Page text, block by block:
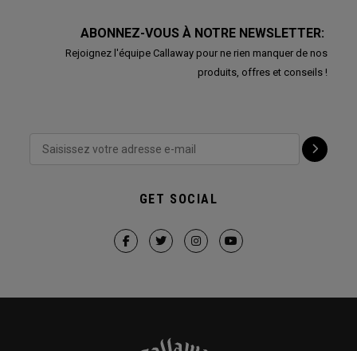
ABONNEZ-VOUS À NOTRE NEWSLETTER:
Rejoignez l'équipe Callaway pour ne rien manquer de nos
produits, offres et conseils !
GET SOCIAL